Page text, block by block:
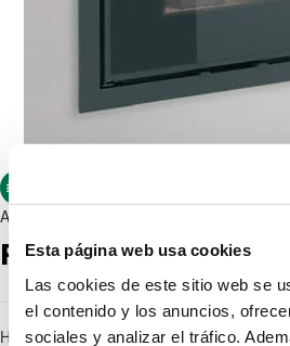
Esta página web usa cookies
Las cookies de este sitio web se
el contenido y los anuncios,
sociales y analizar el tráfico.
Air
FIRE
Hogar de pellets con tecnología AIR, de